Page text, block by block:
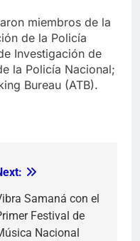
miembros de la
de la Policía
Investigación de
la Policía Nacional;
Bureau (ATB).
Samaná con el
Festival de
Nacional